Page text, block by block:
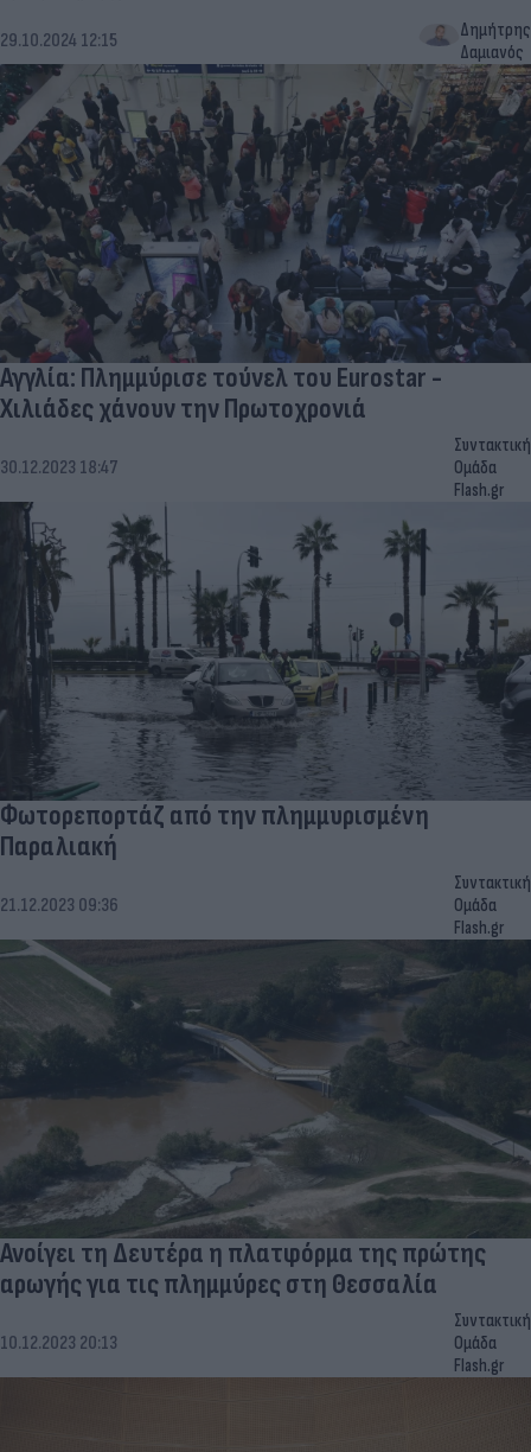
29.10.2024 12:15
Δημήτρης
Δαμιανός
Αγγλία: Πλημμύρισε τούνελ του Eurostar -
Χιλιάδες χάνουν την Πρωτοχρονιά
30.12.2023 18:47
Συντακτική
Ομάδα
Flash.gr
Φωτορεπορτάζ από την πλημμυρισμένη
Παραλιακή
21.12.2023 09:36
Συντακτική
Ομάδα
Flash.gr
Ανοίγει τη Δευτέρα η πλατφόρμα της πρώτης
αρωγής για τις πλημμύρες στη Θεσσαλία
10.12.2023 20:13
Συντακτική
Ομάδα
Flash.gr